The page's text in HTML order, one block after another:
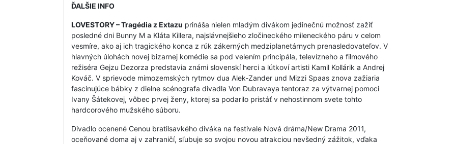
ĎALŠIE INFO
LOVESTORY – Tragédia z Extazu prináša nielen mladým divákom jedinečnú možnosť zažiť
posledné dni Bunny M a Kláta Killera, najslávnejšieho zločineckého mileneckého páru v celom
vesmíre, ako aj ich tragického konca z rúk zákerných medziplanetárnych prenasledovateľov. V
hlavných úlohách novej bizarnej komédie sa pod velením principála, televízneho a filmového
režiséra Gejzu Dezorza predstavia známi slovenskí herci a lútkoví artisti Kamil Kollárik a Andrej
Kováč. V sprievode mimozemských rytmov dua Alek-Zander und Mizzi Spaas znova zažiaria
fascinujúce bábky z dielne scénografa divadla Von Dubravaya tentoraz za výtvarnej pomoci
Ivany Šátekovej, vôbec prvej ženy, ktorej sa podarilo pristáť v nehostinnom svete tohto
hardcorového mužského súboru.
Divadlo ocenené Cenou bratilsavkého diváka na festivale Nová dráma/New Drama 2011,
oceňované doma aj v zahraničí, sľubuje so svojou novou atrakciou nevšedný zážitok, vďaka